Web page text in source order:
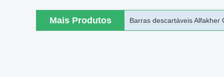
Mais Produtos 6000mAh EHookah cabeça